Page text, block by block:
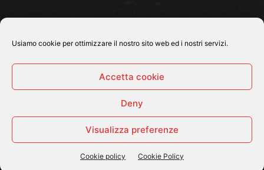
Usiamo cookie per ottimizzare il nostro sito web ed i nostri servizi.
Accetta cookie
Deny
Visualizza preferenze
Cookie policy Cookie Policy
SEGUICI SU
© 2026 Tutti i diritti riservati - Italia Notizie .online |
Cronaca Economia
Cultura e Spettacoli ItaliaNotizie Tv